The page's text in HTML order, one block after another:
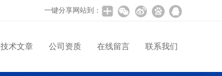
一键分享网站到：
技术文章 公司资质 在线留言 联系我们